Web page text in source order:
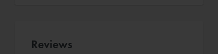
Reviews